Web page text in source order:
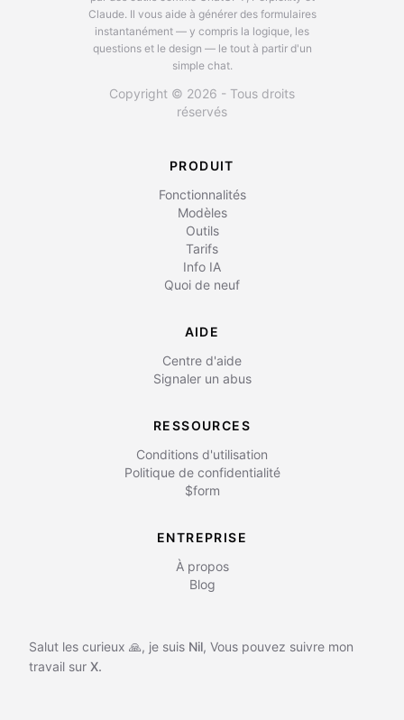
Claude. Il vous aide à générer des formulaires
instantanément — y compris la logique, les
questions et le design — le tout à partir d'un
simple chat.
Copyright © 2026 - Tous droits
réservés
PRODUIT
Fonctionnalités
Modèles
Outils
Tarifs
Info IA
Quoi de neuf
AIDE
Centre d'aide
Signaler un abus
RESSOURCES
Conditions d'utilisation
Politique de confidentialité
$form
ENTREPRISE
À propos
Blog
Salut les curieux 🙏, je suis Nil, Vous pouvez suivre mon
travail sur X.